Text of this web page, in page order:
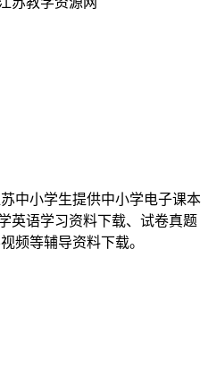
中小学生提供中小学电子课本
英语学习资料下载、试卷真题
频等辅导资料下载。